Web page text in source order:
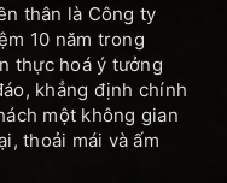
thân là Công ty
10 năm trong
thực hoá ý tưởng
khẳng định chính
một không gian
thoải mái và ấm